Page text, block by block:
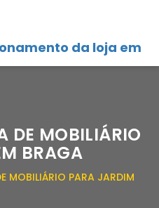
da loja em
DE MOBILIÁRIO
BRAGA
MOBILIÁRIO PARA JARDIM